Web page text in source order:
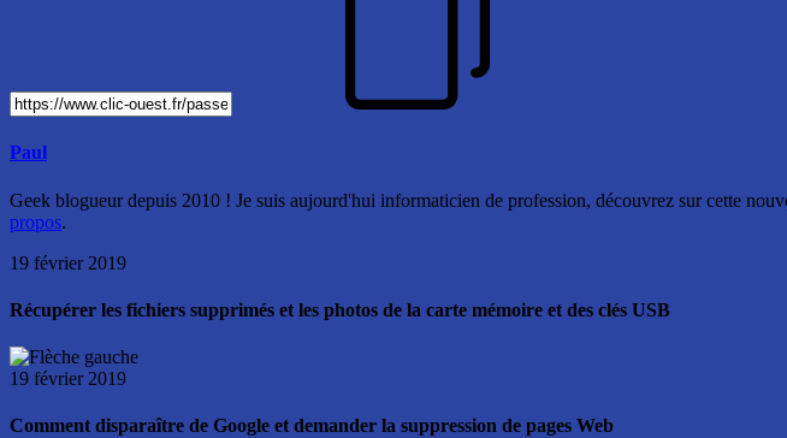
Paul
Geek blogueur depuis 2010 ! Je suis aujourd'hui informaticien de profession, découvrez sur cette
propos.
19 février 2019
Récupérer les fichiers supprimés et les photos de la carte mémoire et des clés USB
19 février 2019
Comment disparaître de Google et demander la suppression de pages Web